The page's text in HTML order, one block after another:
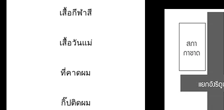
เสื้อกีฬาสี
เสื้อวันแม่
ที่คาดผม
กิ๊ปติดผม